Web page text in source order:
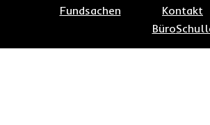
Fundsachen
Kontakt
Büro